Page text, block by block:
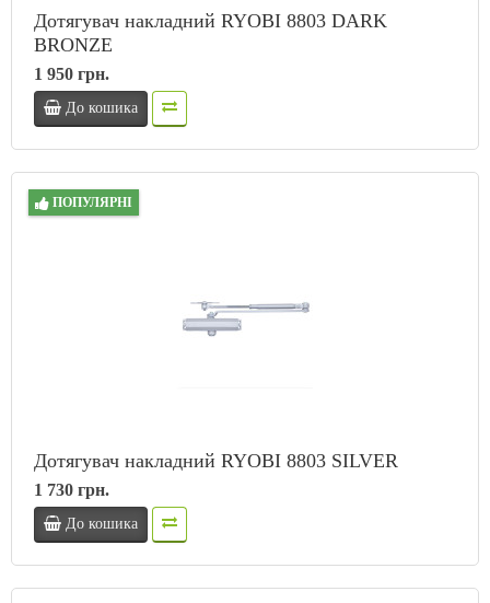
Дотягувач накладний RYOBI 8803 DARK
BRONZE
1 950 грн.
До кошика
ПОПУЛЯРНІ
Дотягувач накладний RYOBI 8803 SILVER
1 730 грн.
До кошика